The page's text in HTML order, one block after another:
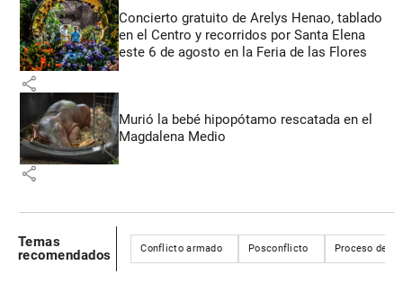
Concierto gratuito de Arelys Henao, tablado
en el Centro y recorridos por Santa Elena
este 6 de agosto en la Feria de las Flores
share
Murió la bebé hipopótamo rescatada en el
Magdalena Medio
share
Temas
recomendados
Conflicto armado Posconflicto Proceso de